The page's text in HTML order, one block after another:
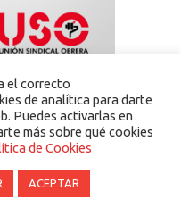
el correcto
de analítica para darte
Puedes activarlas en
más sobre qué cookies
de Cookies
ACEPTAR